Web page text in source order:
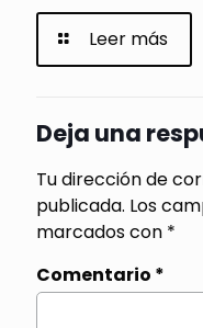
Leer más
Deja una
Tu dirección de
publicada. Los
marcados con *
Comentario *